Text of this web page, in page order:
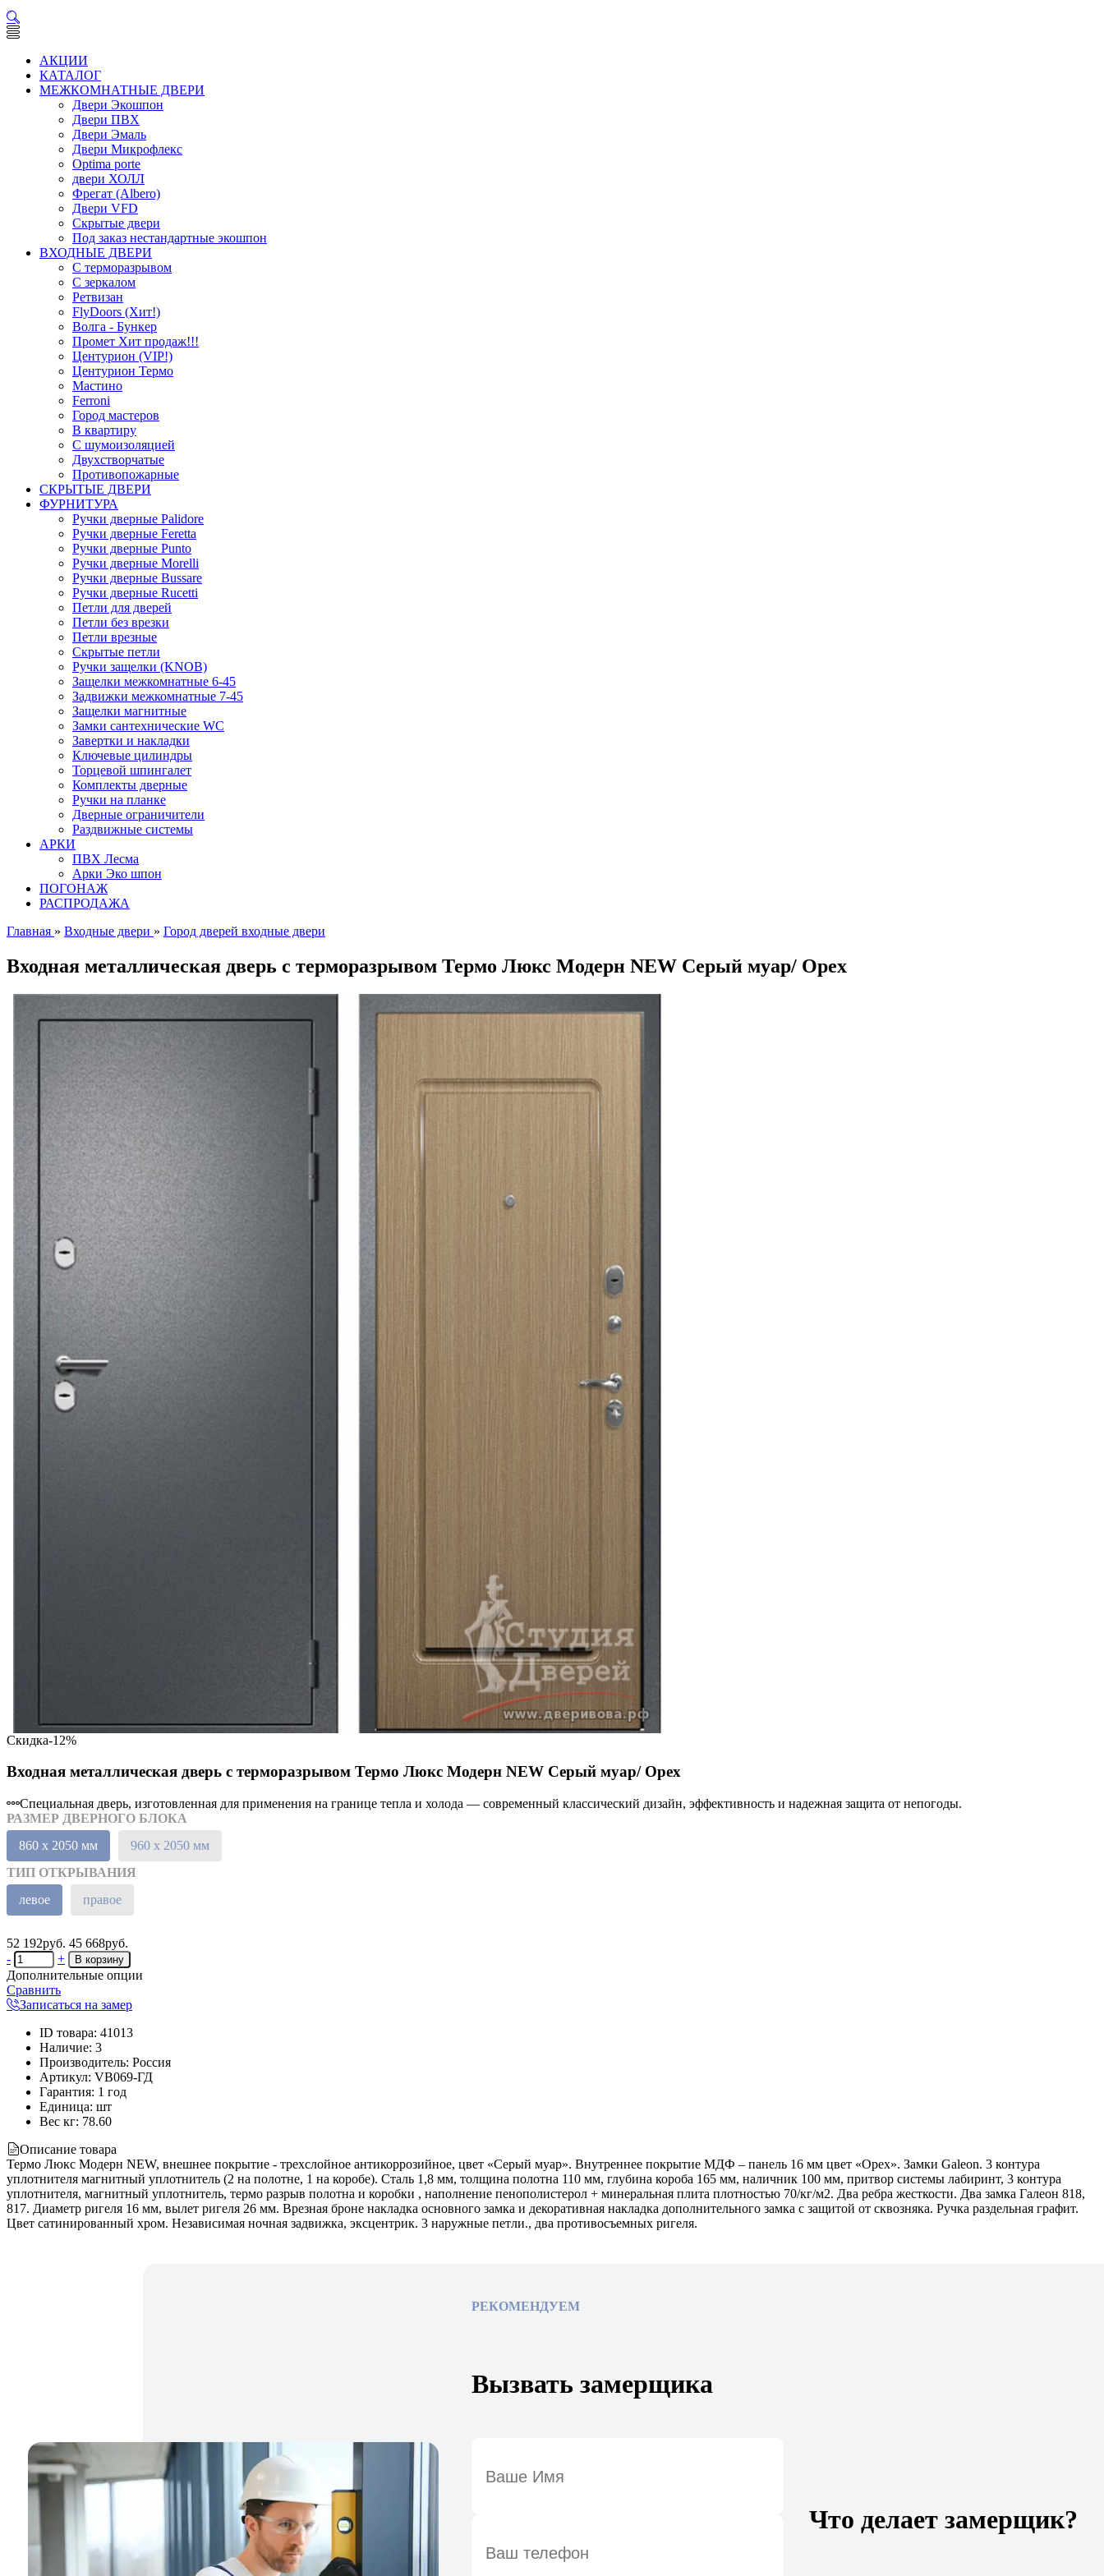
АКЦИИ
КАТАЛОГ
МЕЖКОМНАТНЫЕ ДВЕРИ
Двери Экошпон
Двери ПВХ
Двери Эмаль
Двери Микрофлекс
Optima porte
двери ХОЛЛ
Фрегат (Albero)
Двери VFD
Скрытые двери
Под заказ нестандартные экошпон
ВХОДНЫЕ ДВЕРИ
С терморазрывом
С зеркалом
Ретвизан
FlyDoors (Хит!)
Волга - Бункер
Промет Хит продаж!!!
Центурион (VIP!)
Центурион Термо
Мастино
Ferroni
Город мастеров
В квартиру
С шумоизоляцией
Двухстворчатые
Противопожарные
СКРЫТЫЕ ДВЕРИ
ФУРНИТУРА
Ручки дверные Palidore
Ручки дверные Feretta
Ручки дверные Punto
Ручки дверные Morelli
Ручки дверные Bussare
Ручки дверные Rucetti
Петли для дверей
Петли без врезки
Петли врезные
Скрытые петли
Ручки защелки (KNOB)
Защелки межкомнатные 6-45
Задвижки межкомнатные 7-45
Защелки магнитные
Замки сантехнические WC
Завертки и накладки
Ключевые цилиндры
Торцевой шпингалет
Комплекты дверные
Ручки на планке
Дверные ограничители
Раздвижные системы
АРКИ
ПВХ Лесма
Арки Эко шпон
ПОГОНАЖ
РАСПРОДАЖА
Главная » Входные двери » Город дверей входные двери
Входная металлическая дверь с терморазрывом Термо Люкс Модерн NEW Серый муар/ Орех
Скидка-12%
Входная металлическая дверь с терморазрывом Термо Люкс Модерн NEW Серый муар/ Орех
Специальная дверь, изготовленная для применения на границе тепла и холода — современный классический дизайн, эффективность и надежная защита от непогоды.
РАЗМЕР ДВЕРНОГО БЛОКА
860 х 2050 мм
960 х 2050 мм
ТИП ОТКРЫВАНИЯ
левое
правое
52 192руб. 45 668руб.
-
+
Дополнительные опции
Сравнить
Записаться на замер
ID товара: 41013
Наличие: 3
Производитель: Россия
Артикул: VB069-ГД
Гарантия: 1 год
Единица: шт
Вес кг: 78.60
Описание товара
Термо Люкс Модерн NEW, внешнее покрытие - трехслойное антикоррозийное, цвет «Серый муар». Внутреннее покрытие МДФ – панель 16 мм цвет «Орех». Замки Galeon. 3 контура
уплотнителя магнитный уплотнитель (2 на полотне, 1 на коробе). Сталь 1,8 мм, толщина полотна 110 мм, глубина короба 165 мм, наличник 100 мм, притвор системы лабиринт, 3 контура
уплотнителя, магнитный уплотнитель, термо разрыв полотна и коробки , наполнение пенополистерол + минеральная плита плотностью 70/кг/м2. Два ребра жесткости. Два замка Галеон 818,
817. Диаметр ригеля 16 мм, вылет ригеля 26 мм. Врезная броне накладка основного замка и декоративная накладка дополнительного замка с защитой от сквозняка. Ручка раздельная графит.
Цвет сатинированный хром. Независимая ночная задвижка, эксцентрик. 3 наружные петли., два противосъемных ригеля.
РЕКОМЕНДУЕМ
Вызвать замерщика
Что делает замерщик?